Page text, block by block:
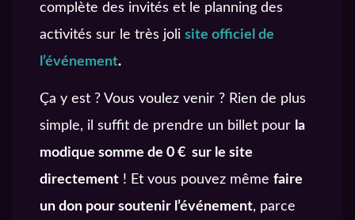
complète des invités et le planning des
activités sur le très joli site officiel de
l’événement.
Ça y est ? Vous voulez venir ? Rien de plus
simple, il suffit de prendre un billet pour la
modique somme de 0 € sur le site
directement ! Et vous pouvez même faire
un don pour soutenir l’événement, parce